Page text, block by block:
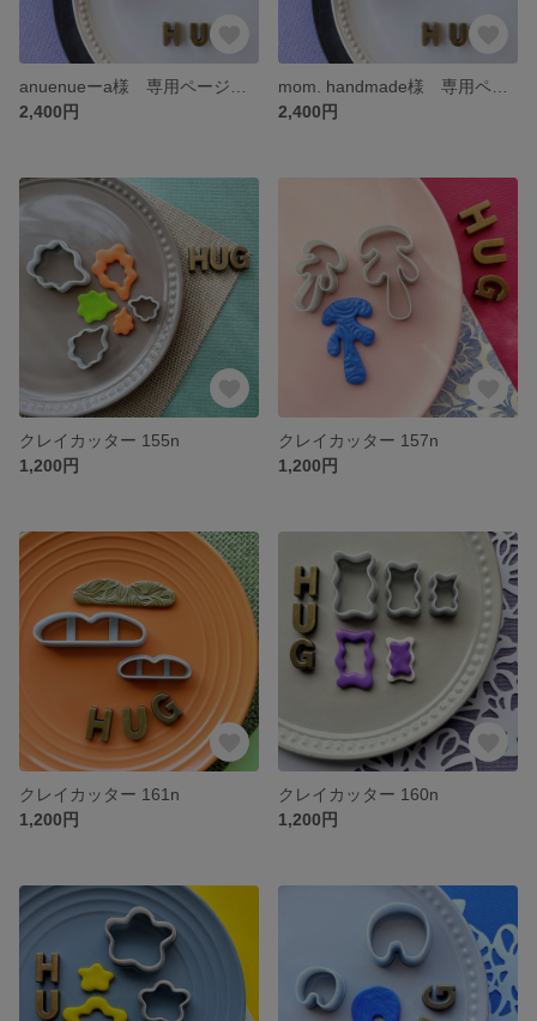
2,400円
2,400円
クレイカッター 155n
1,200円
クレイカッター 157n
1,200円
クレイカッター 161n
1,200円
クレイカッター 160n
1,200円